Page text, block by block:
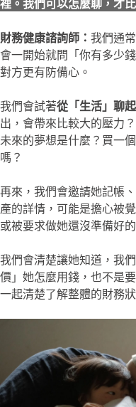
裡。我們可以怎麼聊，才
財務健康諮詢師： 我們通
會一開始就問「你有多少
對方更有防備心。
我們會試著從「生活」聊起
出，會帶來比較大的壓力
未來的夢想是什麼？買一
嗎？
再來，我們會邀請她記帳
產的詳情，可能是擔心被
或被要求做她還沒準備好的
我們會清楚讓她知道，我
價」她怎麼用錢，也不是
一起清楚了解整體的財務狀